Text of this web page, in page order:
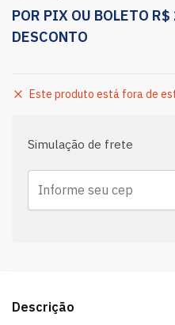
POR PIX OU BOLETO R$
DESCONTO
Este produto está fora de
Simulação de frete
Descrição